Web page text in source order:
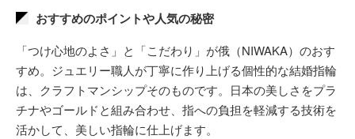
おすすめのポイントや人気の秘密
「つけ心地のよさ」と「こだわり」が俄（NIWAKA）のおす
すめ。ジュエリー職人が丁寧に作り上げる個性的な結婚指輪
は、クラフトマンシップそのものです。日本の美しさをプラ
チナやゴールドと組み合わせ、指への負担を軽減する技術を
活かして、美しい指輪に仕上げます。